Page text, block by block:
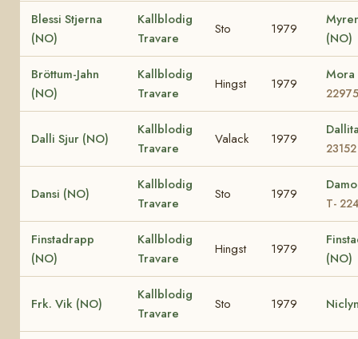
Blessi Stjerna
(NO)
Kallblodig
Travare
Sto 1979
(NO)
Bröttum-Jahn
(NO)
Kallblodig
Travare
Hingst 1979
22975
Dalli Sjur (NO)
Kallblodig
Travare
Valack 1979
23152
Dansi (NO)
Kallblodig
Travare
Sto 1979
T-
Finstadrapp
(NO)
Kallblodig
Travare
Hingst 1979
(NO)
Frk. Vik (NO)
Kallblodig
Travare
Sto 1979